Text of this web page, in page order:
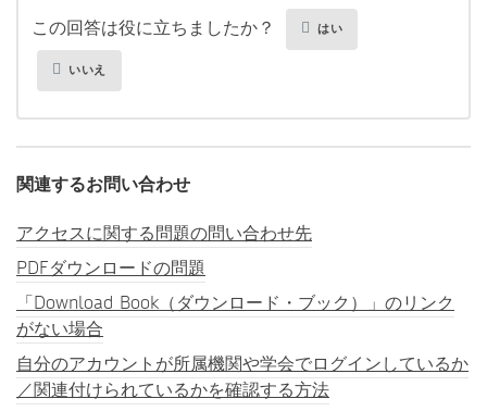
この回答は役に立ちましたか？ はい
いいえ
関連するお問い合わせ
アクセスに関する問題の問い合わせ先
PDFダウンロードの問題
「Download Book（ダウンロード・ブック）」のリンク
がない場合
自分のアカウントが所属機関や学会でログインしているか
／関連付けられているかを確認する方法